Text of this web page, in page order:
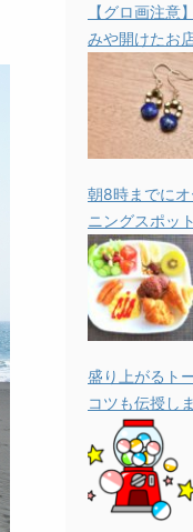
【グロ画注意
みや開けたお
朝8時までに
ニングスポッ
盛り上がるト
コツも伝授しま